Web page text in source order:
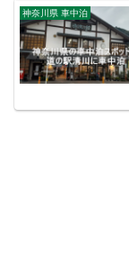
神奈川県 車中泊